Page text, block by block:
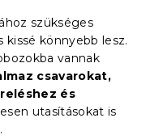
szükséges
kissé könnyebb lesz.
vannak
csavarokat,
és
utasításokat is